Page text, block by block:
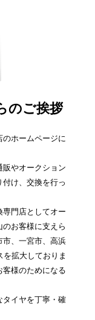
のご挨拶
ホームページに
販やオークション
け、交換を行っ
門店としてオー
お客様に支えら
市、一宮市、高浜
拡大しておりま
様のためになる
タイヤを丁寧・確